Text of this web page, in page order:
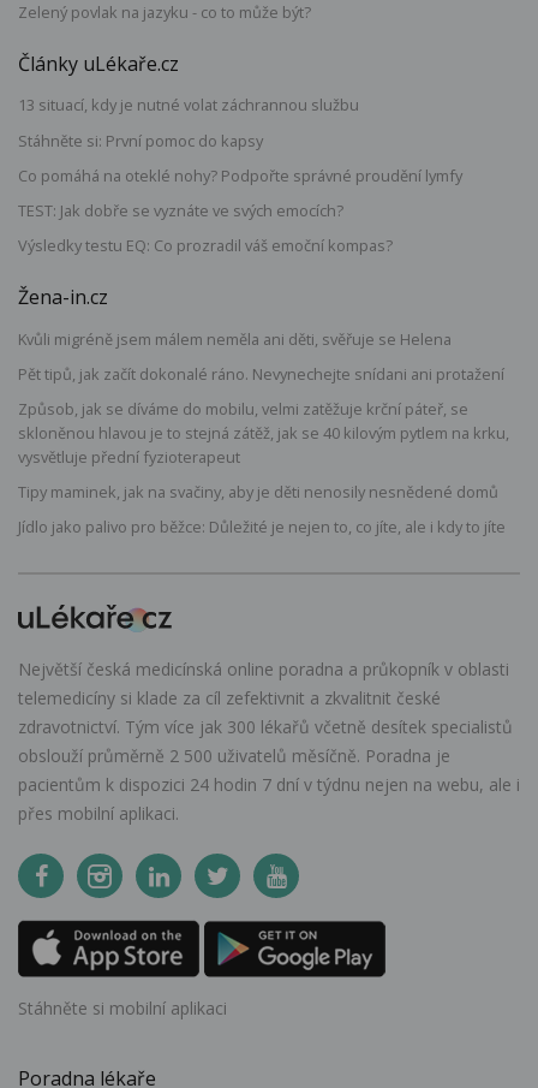
Zelený povlak na jazyku - co to může být?
Články uLékaře.cz
13 situací, kdy je nutné volat záchrannou službu
Stáhněte si: První pomoc do kapsy
Co pomáhá na oteklé nohy? Podpořte správné proudění lymfy
TEST: Jak dobře se vyznáte ve svých emocích?
Výsledky testu EQ: Co prozradil váš emoční kompas?
Žena-in.cz
Kvůli migréně jsem málem neměla ani děti, svěřuje se Helena
Pět tipů, jak začít dokonalé ráno. Nevynechejte snídani ani protažení
Způsob, jak se díváme do mobilu, velmi zatěžuje krční páteř, se
skloněnou hlavou je to stejná zátěž, jak se 40 kilovým pytlem na krku,
vysvětluje přední fyzioterapeut
Tipy maminek, jak na svačiny, aby je děti nenosily nesnědené domů
Jídlo jako palivo pro běžce: Důležité je nejen to, co jíte, ale i kdy to jíte
Největší česká medicínská online poradna a průkopník v oblasti
telemedicíny si klade za cíl zefektivnit a zkvalitnit české
zdravotnictví. Tým více jak 300 lékařů včetně desítek specialistů
obslouží průměrně 2 500 uživatelů měsíčně. Poradna je
pacientům k dispozici 24 hodin 7 dní v týdnu nejen na webu, ale i
přes mobilní aplikaci.
Stáhněte si mobilní aplikaci
Poradna lékaře